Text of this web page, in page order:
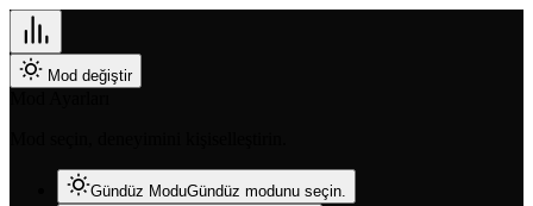
Mod değiştir
Gündüz ModuGündüz modunu seçin.